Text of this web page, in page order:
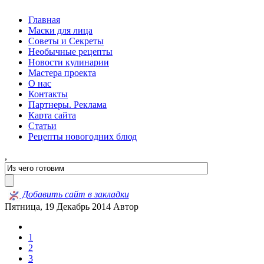
Главная
Маски для лица
Советы и Секреты
Необычные рецепты
Новости кулинарии
Мастера проекта
О нас
Контакты
Партнеры. Реклама
Карта сайта
Статьи
Рецепты новогодних блюд
,
Добавить сайт в закладки
Пятница, 19 Декабрь 2014 Автор
1
2
3